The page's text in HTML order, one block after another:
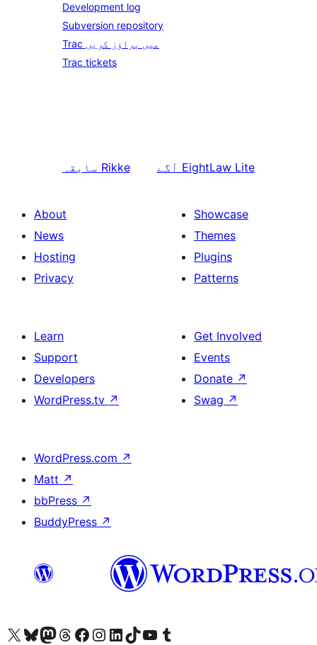
Development log
Subversion repository
Trac میں براؤز کریں
Trac tickets
سابقہ Rikke آگے EightLaw Lite
About
News
Hosting
Privacy
Showcase
Themes
Plugins
Patterns
Learn
Support
Developers
WordPress.tv ↗
Get Involved
Events
Donate ↗
Swag ↗
WordPress.com ↗
Matt ↗
bbPress ↗
BuddyPress ↗
Visit our X (formerly Twitter) account
ہمارے بلیواسکائی اکاؤنٹ پر جائیں
Visit our Mastodon account
ہمارے ٹھریڈز اکاؤنٹ پر جائیں
Visit our Facebook page
Visit our Instagram account
Visit our LinkedIn account
ہمارے ٹک ٹاک اکاؤنٹ پر جائیں
Visit our YouTube channel
ہمارے ٹمبلر اکاؤنٹ پر جائیں